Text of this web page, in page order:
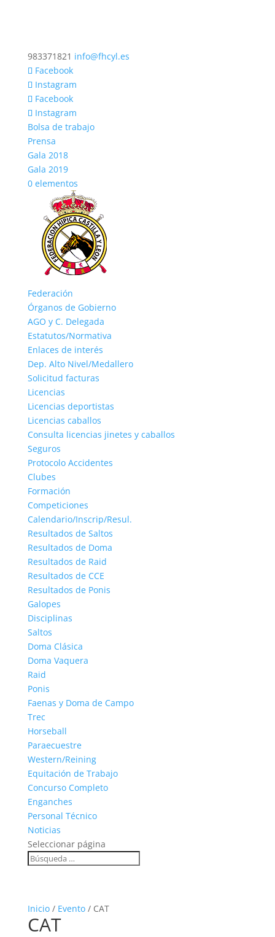
983371821 info@fhcyl.es
Facebook
Instagram
Facebook
Instagram
Bolsa de trabajo
Prensa
Gala 2018
Gala 2019
0 elementos
Federación
Órganos de Gobierno
AGO y C. Delegada
Estatutos/Normativa
Enlaces de interés
Dep. Alto Nivel/Medallero
Solicitud facturas
Licencias
Licencias deportistas
Licencias caballos
Consulta licencias jinetes y caballos
Seguros
Protocolo Accidentes
Clubes
Formación
Competiciones
Calendario/Inscrip/Resul.
Resultados de Saltos
Resultados de Doma
Resultados de Raid
Resultados de CCE
Resultados de Ponis
Galopes
Disciplinas
Saltos
Doma Clásica
Doma Vaquera
Raid
Ponis
Faenas y Doma de Campo
Trec
Horseball
Paraecuestre
Western/Reining
Equitación de Trabajo
Concurso Completo
Enganches
Personal Técnico
Noticias
Seleccionar página
Inicio/ Evento/ CAT
CAT